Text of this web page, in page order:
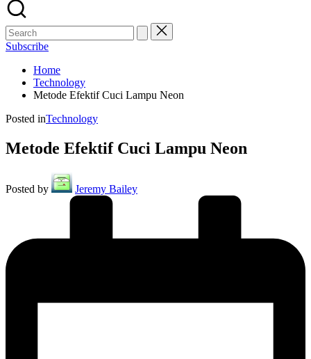
Subscribe
Home
Technology
Metode Efektif Cuci Lampu Neon
Posted inTechnology
Metode Efektif Cuci Lampu Neon
Posted by Jeremy Bailey